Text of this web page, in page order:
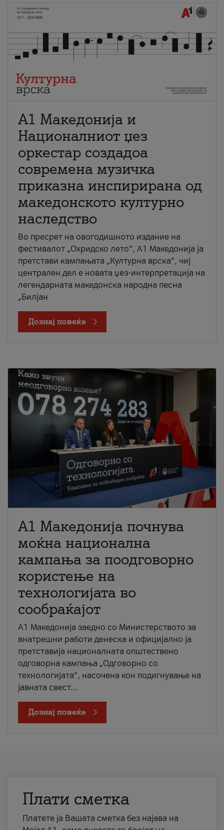
А1 Македонија и
Националниот џез
оркестар создадоа
современа музичка
приказна инспирирана од
македонското културно
наследство
Во пресрет на овогодишното издание на
фестивалот „Охридско лето“, А1 Македонија ја
претстави кампањата „Културна врска“, чиј
централен дел е новата џез-интерпретација на
легендарната македонска народна песна
„Билјан
Дознај повеќе
A1 Македонија почнува
моќна национална
кампања за поодговорно
користење на
технологијата во
сообраќајот
A1 Македонија заедно со Министерството за
внатрешни работи денеска и официјално ја
претставија националната општествено
одговорна кампања „Одговорно со
технологијата“, насочена кон подигнување на
јавната свест...
Дознај повеќе
Плати сметка
Платете ја Вашата сметка без најава на